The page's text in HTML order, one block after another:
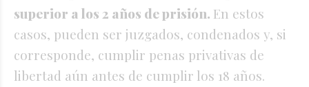
superior a los 2 años de prisión. En estos
casos, pueden ser juzgados, condenados y, si
corresponde, cumplir penas privativas de
libertad aún antes de cumplir los 18 años.